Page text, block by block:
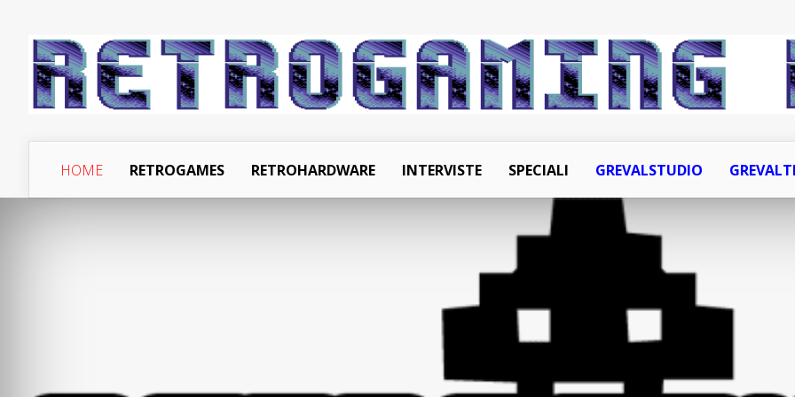
HOME RETROGAMES RETROHARDWARE INTERVISTE SPECIALI GREVALSTUDIO